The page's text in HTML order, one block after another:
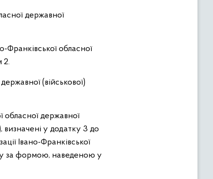
державної
обласної
2.
(військової)
обласної державної
визначені у додатку 3 до
Івано-Франківської
за формою, наведеною у